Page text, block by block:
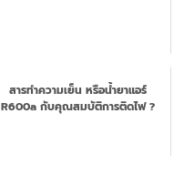
สารทำความเย็น หรือน้ำยาแอร์
R600a กับคุณสมบัติการติดไฟ ?